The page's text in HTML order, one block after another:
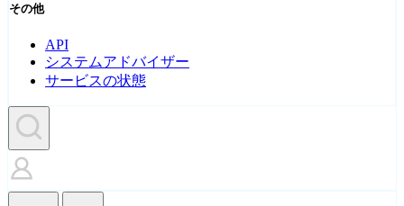
その他
API
システムアドバイザー
サービスの状態